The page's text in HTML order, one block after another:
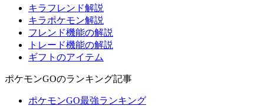
キラフレンド解説
キラポケモン解説
フレンド機能の解説
トレード機能の解説
ギフトのアイテム
ポケモンGOのランキング記事
ポケモンGO最強ランキング